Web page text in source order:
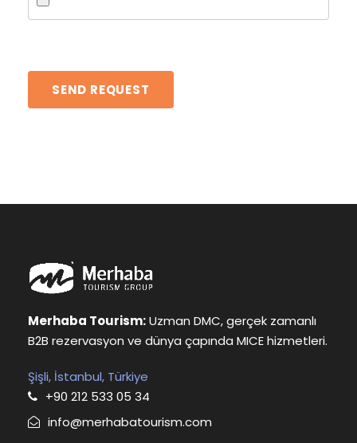
Merhaba Tourism:Uzman DMC, gerçek zamanlı
B2B rezervasyon ve dünya çapında MICE hizmetleri.
Şişli, İstanbul, Türkiye
+90 212 533 05 34
info@merhabatourism.com